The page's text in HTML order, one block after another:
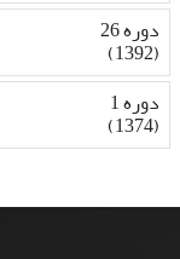
دوره 26
(1392)
دوره 1
(1374)